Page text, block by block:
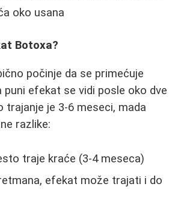
oko usana
Botoxa?
počinje da se primećuje
puni efekat se vidi posle oko dve
trajanje je 3-6 meseci, mada
razlike:
traje kraće (3-4 meseca)
efekat može trajati i do